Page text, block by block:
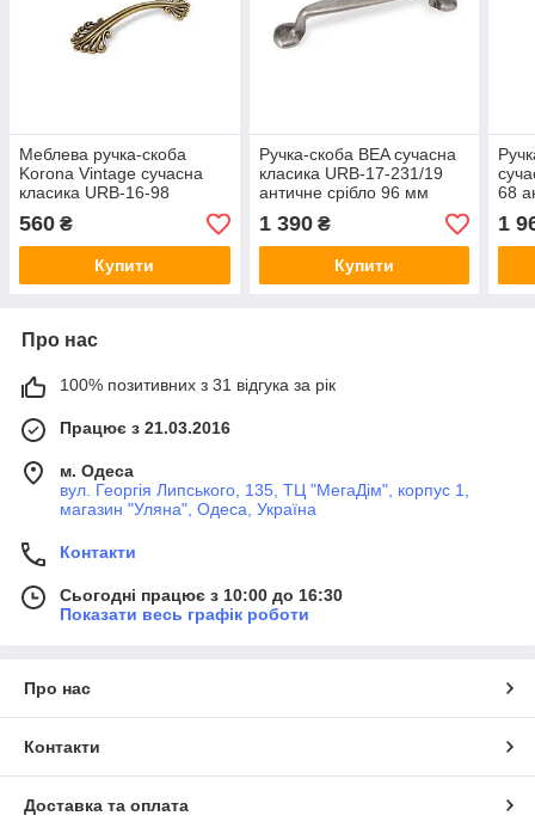
Меблева ручка-скоба
Korona Vintage сучасна
класика URB-16-98
античне золото 96 мм
560 ₴
Купити
Ручка-скоба BEA сучасна
класика URB-17-231/19
античне срібло 96 мм
1 390₴
Купити
68
1
Про нас
100% позитивних з 31 відгука за рік
Працює з 21.03.2016
м. Одеса
вул. Георгія Липського, 135, ТЦ "МегаДім", корпус 1,
магазин "Уляна", Одеса, Україна
Контакти
Сьогодні працює з 10:00 до 16:30
Показати весь графік роботи
Про нас
Контакти
Доставка та оплата